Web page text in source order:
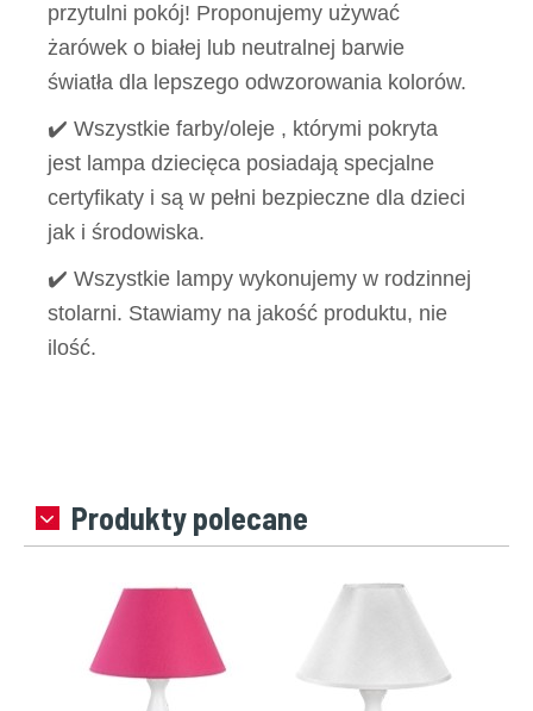
przytulni pokój! Proponujemy używać
żarówek o białej lub neutralnej barwie
światła dla lepszego odwzorowania kolorów.
✔️ Wszystkie farby/oleje , którymi pokryta
jest lampa dziecięca posiadają specjalne
certyfikaty i są w pełni bezpieczne dla dzieci
jak i środowiska.
✔️ Wszystkie lampy wykonujemy w rodzinnej
stolarni. Stawiamy na jakość produktu, nie
ilość.
Produkty polecane